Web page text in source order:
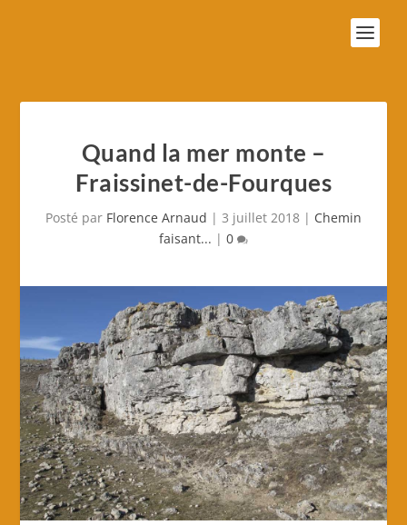
Quand la mer monte –
Fraissinet-de-Fourques
Posté par Florence Arnaud | 3 juillet 2018 | Chemin
faisant... | 0